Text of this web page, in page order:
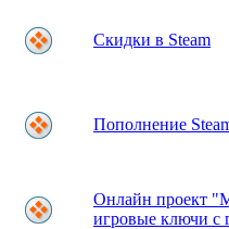
Скидки в Steam
Пополнение
Онлайн проект
игровые ключи с